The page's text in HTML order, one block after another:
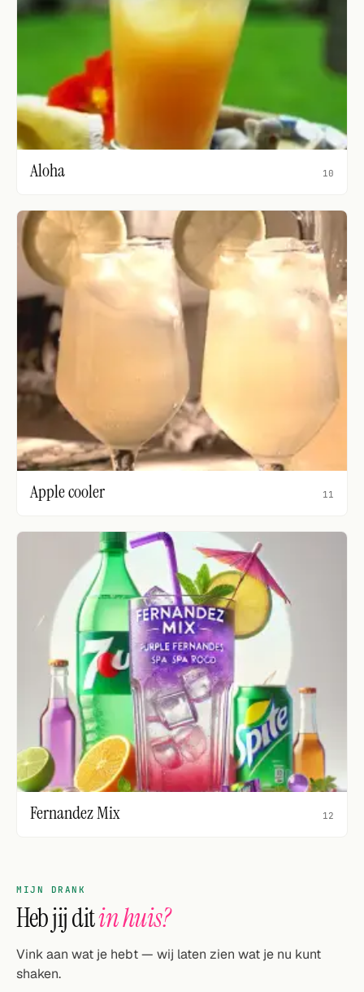
Aloha 10
Apple cooler 11
Fernandez Mix 12
MIJN DRANK
Heb jij ditin huis?
Vink aan wat je hebt — wij laten zien wat je nu kunt
shaken.